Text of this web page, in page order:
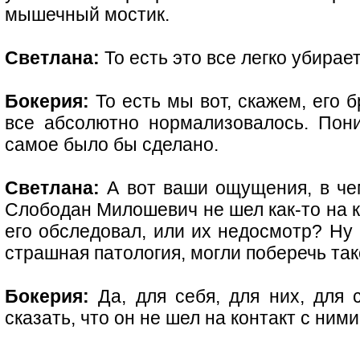
мышечный мостик.
Светлана: То есть это все легко
Бокерия: То есть мы вот, скажем, его
все абсолютно нормализовалось.
самое было бы сделано.
Светлана: А вот ваши ощущения, в
Слободан Милошевич не шел как-то на
его обследовал, или их недосмотр?
страшная патология, могли поберечь
Бокерия: Да, для себя, для них, для
сказать, что он не шел на контакт с